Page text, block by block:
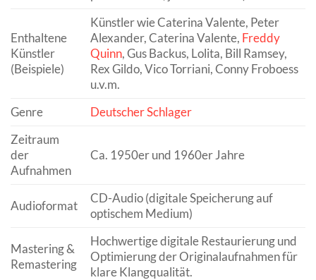
Enthaltene
Künstler
(Beispiele)
Künstler wie Caterina Valente, Peter
Alexander, Caterina Valente, Freddy
Quinn, Gus Backus, Lolita, Bill Ramsey,
Rex Gildo, Vico Torriani, Conny Froboess
u.v.m.
Genre
Deutscher Schlager
Zeitraum
der
Aufnahmen
Ca. 1950er und 1960er Jahre
Audioformat
CD-Audio (digitale Speicherung auf
optischem Medium)
Mastering &
Remastering
Hochwertige digitale Restaurierung und
Optimierung der Originalaufnahmen für
klare Klangqualität.